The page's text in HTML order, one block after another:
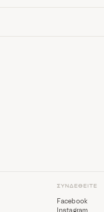
ΣΥΝΔΕΘΕΊΤΕ
Facebook
Instagram